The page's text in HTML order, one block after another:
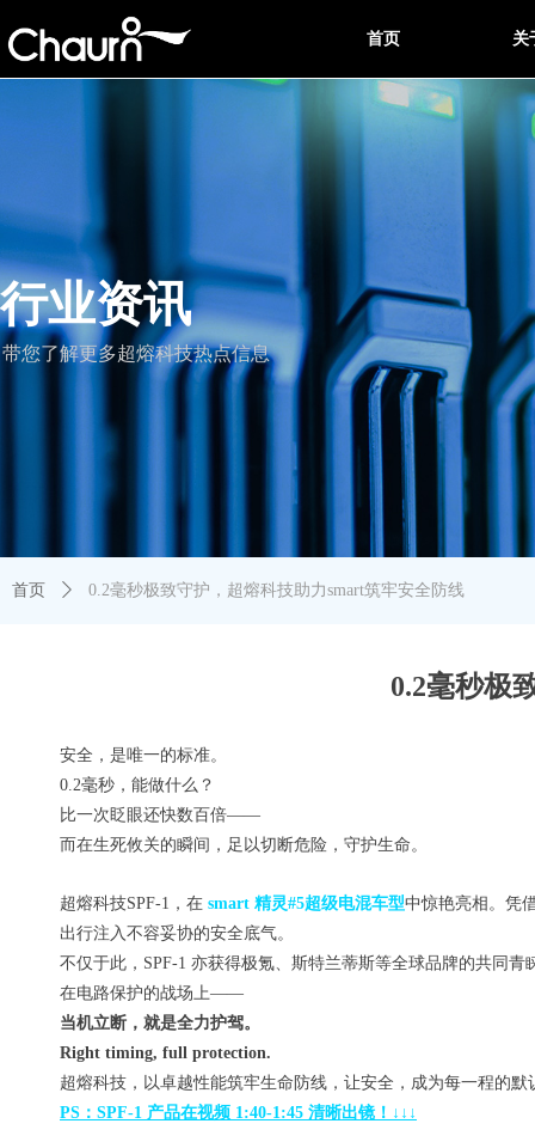
首页 关
0.2毫秒极
安全，是唯一的标准。
0.2毫秒，能做什么？
比一次眨眼还快数百倍——
而在生死攸关的瞬间，足以切断危险，守护生命。
超熔科技SPF-1，在 smart 精灵#5超级电混车型中惊艳亮相。 凭
出行注入不容妥协的安全底气。
不仅于此， SPF-1 亦获得极氪、斯特兰蒂斯等全球品牌的共同青
在电路保护的战场上——
当机立断，就是全力护驾。
Right timing, full protection.
超熔科技，以卓越性能筑牢生命防线， 让安全，成为每一程的默
PS：SPF-1 产品在视频 1:40-1:45 清晰出镜！↓ ↓ ↓
行业资讯
带您了解更多超熔科技热点信息
首页 ꄲ 0.2毫秒极致守护，超熔科技助力smart筑牢安全防线